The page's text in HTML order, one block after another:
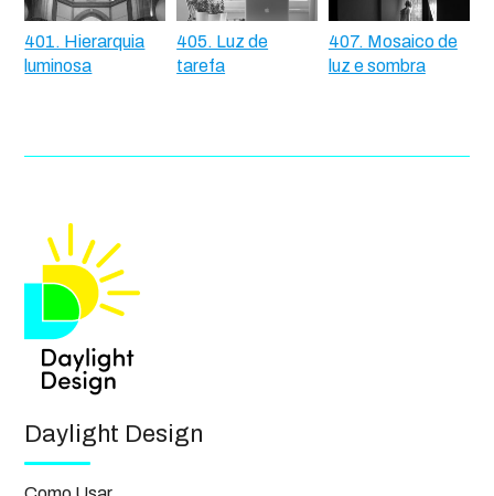
401. Hierarquia
luminosa
405. Luz de
tarefa
407. Mosaico de
luz e sombra
Daylight Design